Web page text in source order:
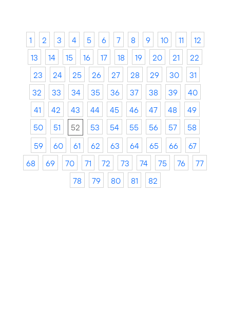
1 2 3 4 5 6 7 8 9 10 11
12
13
14 15 16 17 18 19 20 21
22
23
24 25 26 27 28 29 30
31
32
33 34 35 36 37 38 39
40
41
42 43 44 45 46 47 48
49
50
51 52 53 54 55 56 57
58
59
60 61 62 63 64 65 66
67
68
69 70 71 72 73 74 75 76
77
78
79 80 81 82